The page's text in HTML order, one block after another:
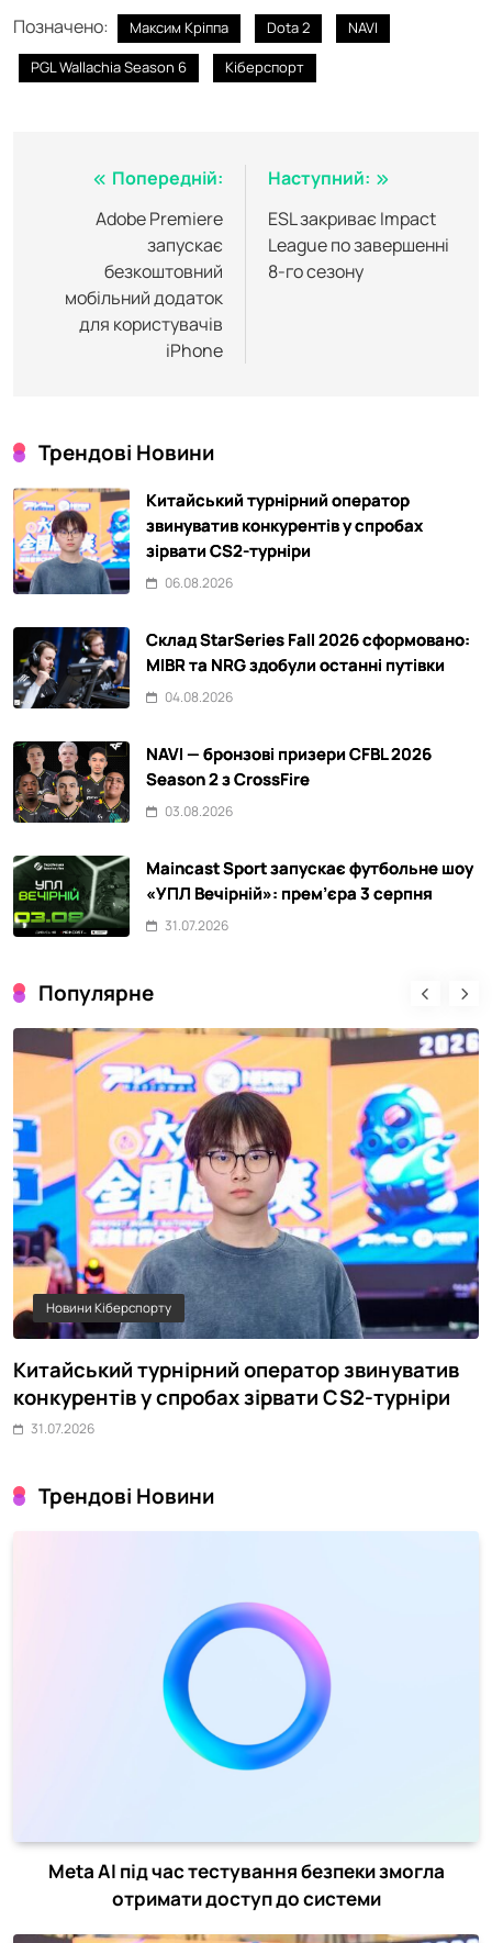
Позначено: Максим Кріппа Dota 2
NAVI
PGL Wallachia Season 6
Кіберспорт
Навігація
записів
Попередній:
Adobe Premiere
запускає
безкоштовний
мобільний додаток
для користувачів
iPhone
Наступний:
ESL закриває Impact
League по завершенні
8-го сезону
Трендові Новини
Китайський турнірний оператор
звинуватив конкурентів у спробах
зірвати CS2-турніри
06.08.2026
Склад StarSeries Fall 2026 сформовано:
MIBR та NRG здобули останні путівки
04.08.2026
NAVI — бронзові призери CFBL 2026
Season 2 з CrossFire
03.08.2026
Maincast Sport запускає футбольне шоу
«УПЛ Вечірній»: прем’єра 3 серпня
31.07.2026
Популярне
Новини Кіберспорту
Китайський турнірний оператор звинуватив
конкурентів у спробах зірвати CS2-турніри
31.07.2026
Трендові Новини
Meta AI під час тестування безпеки змогла
отримати доступ до системи